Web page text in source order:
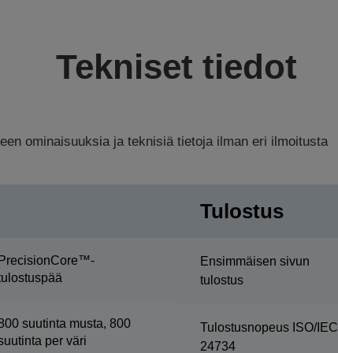
Tekniset tiedot
ominaisuuksia ja teknisiä tietoja ilman eri ilmoitusta
suutinta musta, 800
per väri
Tulostus
Ensimmäisen sivun
tulostus
Tulostusnopeus ISO/IEC
24734